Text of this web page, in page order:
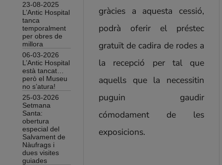
23-08-2025
L’Antic Hospital
tanca
temporalment
per obres de
millora
06-03-2026
L’Antic Hospital
està tancat…
però el Museu
no s’atura!
25-03-2026
Setmana
Santa:
obertura
especial del
Salvament de
Nàufrags i
dues visites
guiades
gràcies a aquesta cessió,
podrà oferir el préstec
gratuït de cadira de rodes a
la recepció per tal que
aquells que la necessitin
puguin gaudir
cómodament de les
exposicions.